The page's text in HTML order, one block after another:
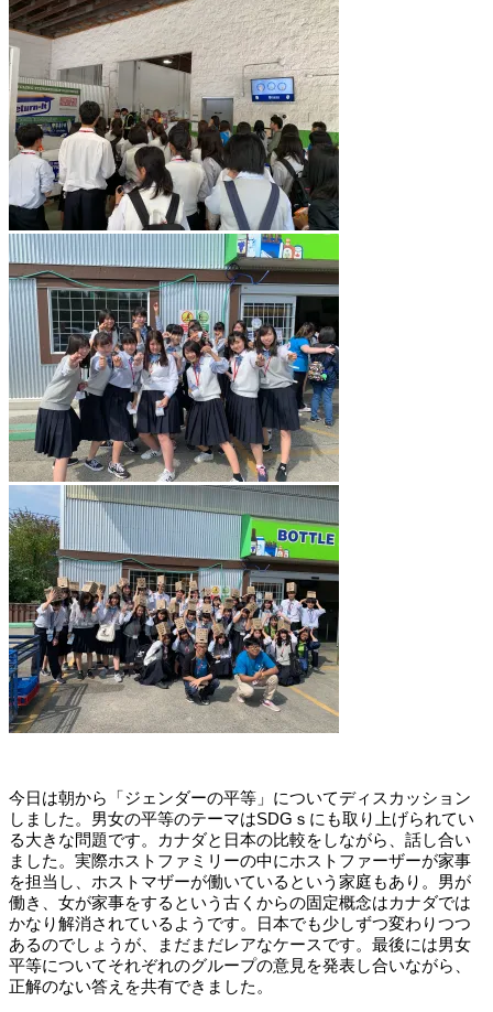
今日は朝から「ジェンダーの平等」についてディスカッション
しました。男女の平等のテーマはSDGｓにも取り上げられてい
る大きな問題です。カナダと日本の比較をしながら、話し合い
ました。実際ホストファミリーの中にホストファーザーが家事
を担当し、ホストマザーが働いているという家庭もあり。男が
働き、女が家事をするという古くからの固定概念はカナダでは
かなり解消されているようです。日本でも少しずつ変わりつつ
あるのでしょうが、まだまだレアなケースです。最後には男女
平等についてそれぞれのグループの意見を発表し合いながら、
正解のない答えを共有できました。